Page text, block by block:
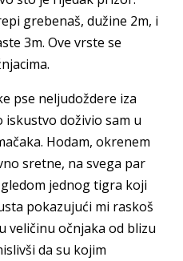
grebenaš, dužine 2m, i
3m. Ove vrste se
pse neljudoždere iza
doživio sam u
Hodam, okrenem
sretne, na svega par
jednog tigra koji
pokazujući mi raskoš
veličinu očnjaka od blizu
da su kojim